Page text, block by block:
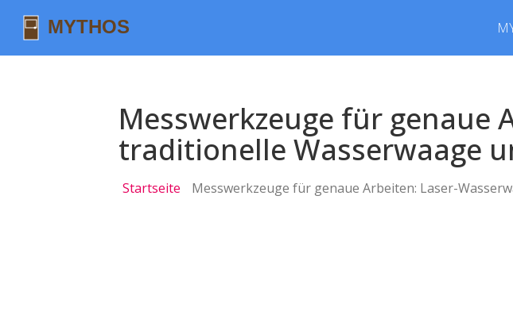
Messwerkzeuge für genaue
traditionelle Wasserwaage
Startseite Messwerkzeuge für genaue Arbeiten: Laser-